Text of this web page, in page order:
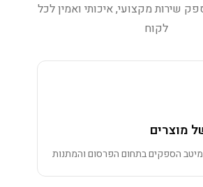
שירות מקצועי, איכותי ואמין לכל
לקוח
מוצרים
הספקים בתחום הפרסום והמתנות